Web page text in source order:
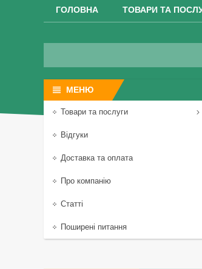
ГОЛОВНА ТОВАРИ ТА
Товари та послуги
Відгуки
Доставка та оплата
Про компанію
Статті
Поширені питання